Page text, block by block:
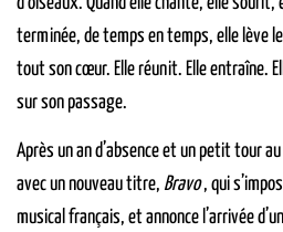
terminée, de temps en temps, elle lève
tout son cœur. Elle réunit. Elle entraîne.
sur son passage.
Après un an d’absence et un petit tour
avec un nouveau titre, Bravo, qui
musical français, et annonce l’arrivée